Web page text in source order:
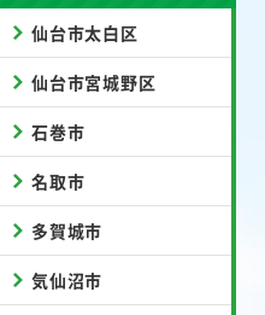
仙台市太白区
仙台市宮城野区
石巻市
名取市
多賀城市
気仙沼市